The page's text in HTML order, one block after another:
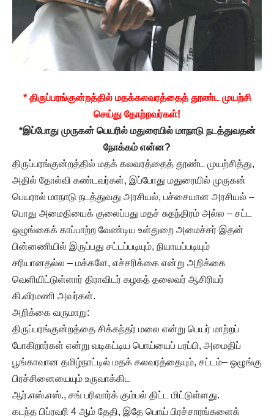
* திருப்பரங்குன்றத்தில் மதக்கலவரத்தைத் தூண்ட முயற்சி
செய்து தோற்றவர்கள்!
*இப்போது முருகன் பெயரில் மதுரையில் மாநாடு நடத்துவதன்
நோக்கம் என்ன?
திருப்பரங்குன்றத்தில் மதக் கலவரத்தைத் தூண்ட முயற்சித்து,
அதில் தோல்வி கண்டவர்கள், இப்போது மதுரையில் முருகன்
பெயரால் மாநாடு நடத்துவது அரசியல், பச்சையான அரசியல் –
பொது அமைதியைக் குலைப்பது மதச் சுதந்திரம் அல்ல – சட்ட
ஒழுங்கைக் காப்பாற்ற வேண்டிய உள்துறை அமைச்சர் இதன்
பின்னணியில் இருப்பது சட்டப்படியும், நியாயப்படியும்
சரியானதல்ல – மக்களே, எச்சரிக்கை என்று அறிக்கை
வெளியிட்டுள்ளார் திராவிடர் கழகத் தலைவர் ஆசிரியர்
கி.வீரமணி அவர்கள்.
அறிக்கை வருமாறு:
திருப்பரங்குன்றத்தை சிக்கந்தர் மலை என்று பெயர் மாற்றப்
போகிறார்கள் என்று வடிகட்டிய பொய்யைப் பரப்பி, அமைதிப்
பூங்காவான தமிழ்நாட்டில் மதக் கலவரத்தையும், சட்டம்– ஒழுங்கு
பிரச்சினையையும் உருவாக்கிட
ஆர்.எஸ்.எஸ்., சங் பரிவார்க் கும்பல் திட்ட மிட்டுள்ளது.
கடந்த பிப்ரவரி 4 ஆம் தேதி, இதே பொய் பிரச்சாரங்களைக்